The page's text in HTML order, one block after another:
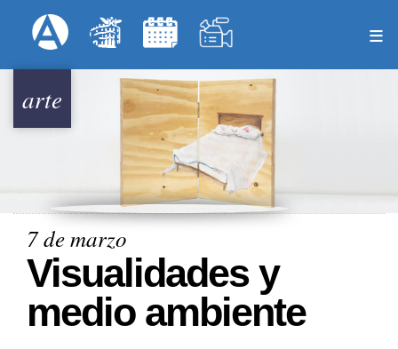
al
principal
Menú Superior
arte
7 de marzo
Visualidades y
medio ambiente